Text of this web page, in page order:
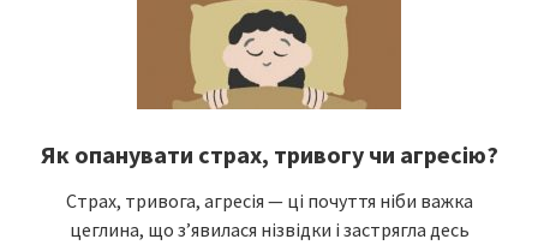
Як опанувати страх, тривогу чи агресію?
Страх, тривога, агресія — ці почуття ніби важка
цеглина, що з’явилася нізвідки і застрягла десь